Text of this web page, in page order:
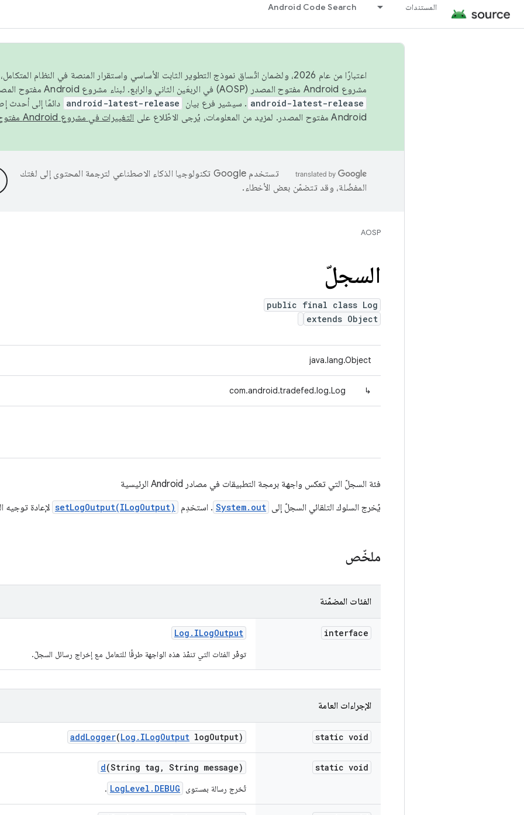
المستندات Android Code Search
اعتبارًا من عام 2026، ولضمان اتّساق نموذج التطوير الثابت الأساسي واستقرار المنصة في النظام
مشروع Android مفتوح المصدر (AOSP) في الربعَين الثاني والرابع. لبناء مشروع Android مفتوح المصدر والمساهمة فيه، استخدِم
android-latest-release . سيشير فرع بيان android-latest-release دائمًا إلى أحدث
Android مفتوح المصدر. لمزيد من المعلومات، يُرجى الاطّلاع على
التغييرات في مشروع Android مفتوح المصدر
تستخدم Google تكنولوجيا الذكاء الاصطناعي لترجمة المحتوى إلى لغتك
المفضّلة، وقد تتضمّن بعض الأخطاء.
AOSP
السجلّ
public final class Log
extends Object
java.lang.Object
↳
com.android.tradefed.log.Log
فئة السجلّ التي تعكس واجهة برمجة التطبيقات في مصادر Android الرئيسية
يُخرج السلوك التلقائي السجلّ إلى System.out . استخدِم setLogOutput(ILogOutput) لإعادة توجيه
ملخّص
الفئات المضمّنة
interface
Log . ILogOutput
توفّر الفئات التي تنفّذ هذه الواجهة طرقًا للتعامل مع إخراج رسائل السجلّ.
الإجراءات العامة
static void
addLogger(Log . ILogOutput logOutput)
static void
d(String tag , String message)
تُخرج رسالة بمستوى LogLevel.DEBUG
.